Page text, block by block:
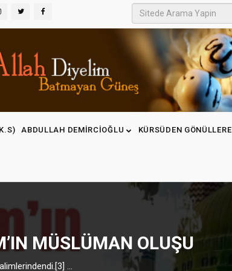
ABDULLAH DEMIRCIOĞLU KÜRSÜDEN GÖNÜLLERE
MÜSLÜMAN OLUŞU
...